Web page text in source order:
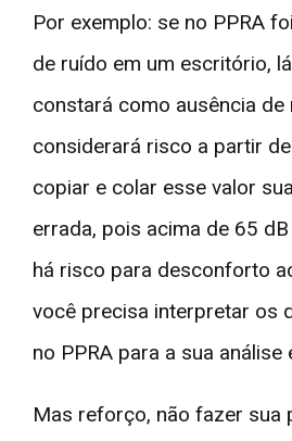
Por exemplo: se no PPRA
de ruído em um escritório,
constará como ausência de
considerará risco a partir
copiar e colar esse valor
errada, pois acima de 65
há risco para desconforto
você precisa interpretar os
no PPRA para a sua análise
Mas reforço, não fazer sua